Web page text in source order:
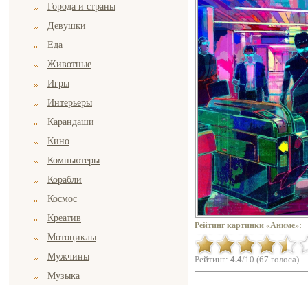
Города и страны
Девушки
Еда
Животные
Игры
Интерьеры
Карандаши
Кино
Компьютеры
Корабли
Космос
Креатив
Мотоциклы
Мужчины
Музыка
Рейтинг картинки «Аниме»:
Рейтинг: 4.4/10 (67 голоса)